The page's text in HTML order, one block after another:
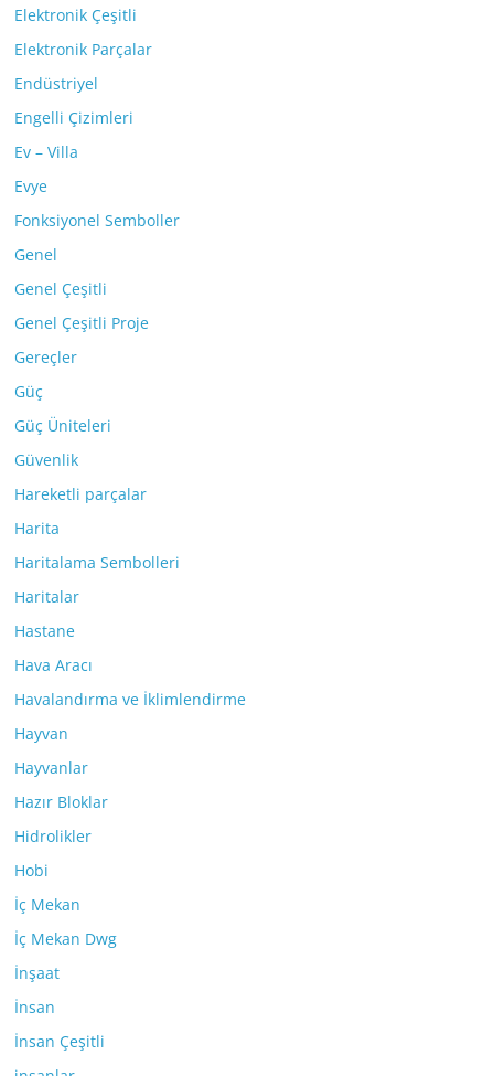
Elektronik Çeşitli
Elektronik Parçalar
Endüstriyel
Engelli Çizimleri
Ev – Villa
Evye
Fonksiyonel Semboller
Genel
Genel Çeşitli
Genel Çeşitli Proje
Gereçler
Güç
Güç Üniteleri
Güvenlik
Hareketli parçalar
Harita
Haritalama Sembolleri
Haritalar
Hastane
Hava Aracı
Havalandırma ve İklimlendirme
Hayvan
Hayvanlar
Hazır Bloklar
Hidrolikler
Hobi
İç Mekan
İç Mekan Dwg
İnşaat
İnsan
İnsan Çeşitli